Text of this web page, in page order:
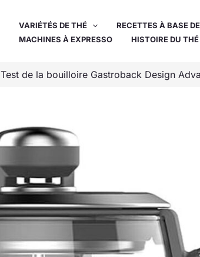
VARIÉTÉS DE THÉ RECETTES À BASE
MACHINES À EXPRESSO
HISTOIRE DU THÉ
Test de la bouilloire Gastroback Design